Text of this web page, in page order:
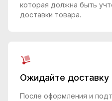
которая должна быть
доставки товара.
Ожидайте доставку
После оформления и